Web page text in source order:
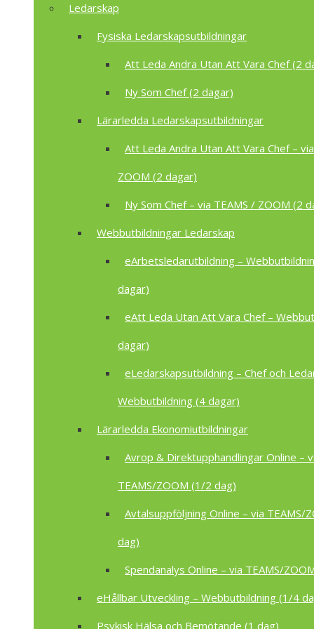
Ledarskap
Fysiska Ledarskapsutbildningar
Att Leda Andra Utan Att Vara Chef (2
Ny Som Chef (2 dagar)
Lärarledda Ledarskapsutbildningar
Att Leda Andra Utan Att Vara Chef –
ZOOM (2 dagar)
Ny Som Chef – via TEAMS / ZOOM (2
Webbutbildningar Ledarskap
eArbetsledarutbildning –
dagar)
eAtt Leda Utan Att Vara Chef –
dagar)
eLedarskapsutbildning – Chef och
Webbutbildning (4 dagar)
Lärarledda Ekonomiutbildningar
Avrop & Direktupphandlingar Online –
TEAMS/ZOOM (1/2 dag)
Avtalsuppföljning Online – via TEAMS/
dag)
Spendanalys Online – via TEAMS/
eHållbar Utveckling – Webbutbildning (1/4
Psykisk Hälsa och Bemötande (1 dag)